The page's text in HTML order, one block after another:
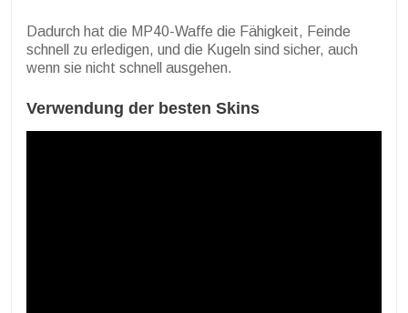
Dadurch hat die MP40-Waffe die Fähigkeit, Feinde
schnell zu erledigen, und die Kugeln sind sicher, auch
wenn sie nicht schnell ausgehen.
Verwendung der besten Skins